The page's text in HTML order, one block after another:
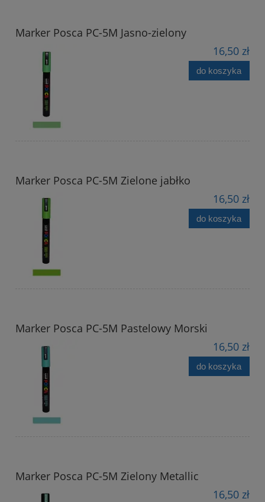
Marker Posca PC-5M Jasno-zielony
16,50 zł
do koszyka
Marker Posca PC-5M Zielone jabłko
16,50 zł
do koszyka
Marker Posca PC-5M Pastelowy Morski
16,50 zł
do koszyka
Marker Posca PC-5M Zielony Metallic
16,50 zł